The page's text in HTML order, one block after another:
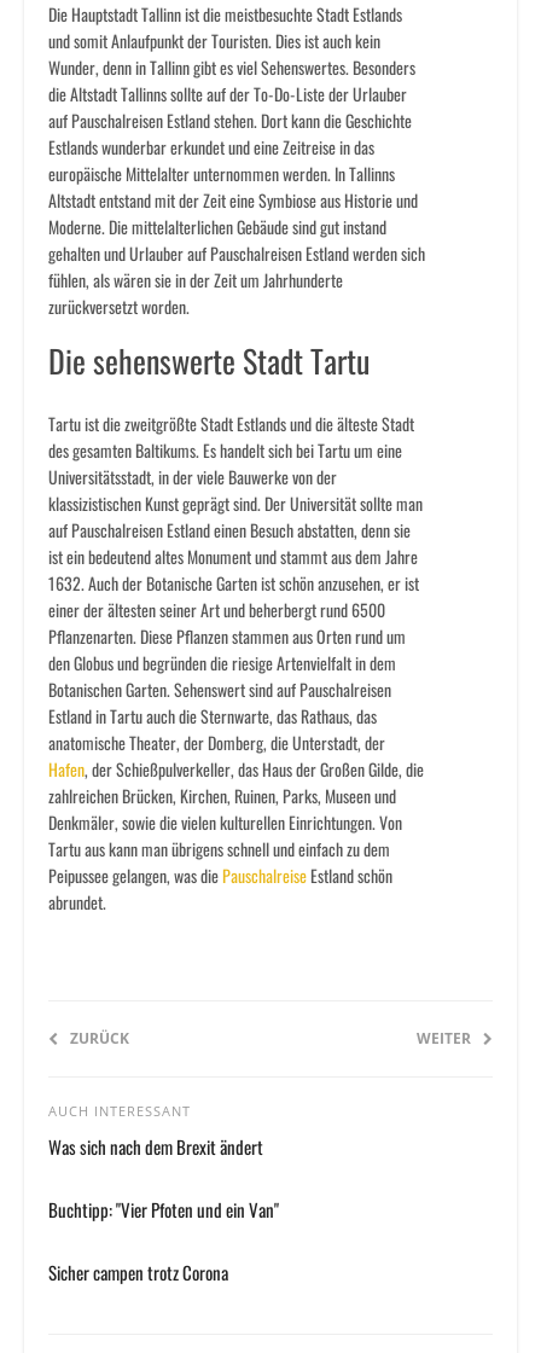
Die Hauptstadt Tallinn ist die meistbesuchte Stadt Estlands
und somit Anlaufpunkt der Touristen. Dies ist auch kein
Wunder, denn in Tallinn gibt es viel Sehenswertes. Besonders
die Altstadt Tallinns sollte auf der To-Do-Liste der Urlauber
auf Pauschalreisen Estland stehen. Dort kann die Geschichte
Estlands wunderbar erkundet und eine Zeitreise in das
europäische Mittelalter unternommen werden. In Tallinns
Altstadt entstand mit der Zeit eine Symbiose aus Historie und
Moderne. Die mittelalterlichen Gebäude sind gut instand
gehalten und Urlauber auf Pauschalreisen Estland werden sich
fühlen, als wären sie in der Zeit um Jahrhunderte
zurückversetzt worden.
Die sehenswerte Stadt Tartu
Tartu ist die zweitgrößte Stadt Estlands und die älteste Stadt
des gesamten Baltikums. Es handelt sich bei Tartu um eine
Universitätsstadt, in der viele Bauwerke von der
klassizistischen Kunst geprägt sind. Der Universität sollte man
auf Pauschalreisen Estland einen Besuch abstatten, denn sie
ist ein bedeutend altes Monument und stammt aus dem Jahre
1632. Auch der Botanische Garten ist schön anzusehen, er ist
einer der ältesten seiner Art und beherbergt rund 6500
Pflanzenarten. Diese Pflanzen stammen aus Orten rund um
den Globus und begründen die riesige Artenvielfalt in dem
Botanischen Garten. Sehenswert sind auf Pauschalreisen
Estland in Tartu auch die Sternwarte, das Rathaus, das
anatomische Theater, der Domberg, die Unterstadt, der
Hafen, der Schießpulverkeller, das Haus der Großen Gilde, die
zahlreichen Brücken, Kirchen, Ruinen, Parks, Museen und
Denkmäler, sowie die vielen kulturellen Einrichtungen. Von
Tartu aus kann man übrigens schnell und einfach zu dem
Peipussee gelangen, was diePauschalreiseEstland schön
abrundet.
ZURÜCK WEITER
AUCH INTERESSANT
Was sich nach dem Brexit ändert
Buchtipp: "Vier Pfoten und ein Van"
Sicher campen trotz Corona